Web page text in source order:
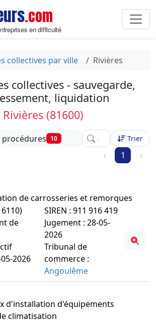
.com
en difficulté
collectives par ville Rivières
collectives - sauvegarde,
liquidation
Rivières (81600)
procédures 10 Affinez votreTrier
‹ 1 ›
de carrosseries et remorques
de
2026
SIREN : 911 916 419
Jugement : 28-05-
2026
Tribunal de
commerce :
Angoulême
d'installation d'équipements
climatisation